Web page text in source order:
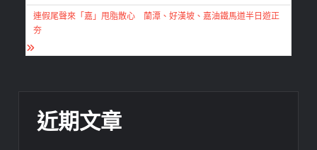
導
覽連假尾聲來「嘉」甩脂散心 蘭潭、好漢坡、嘉油鐵馬道半日遊正
夯
近期文章